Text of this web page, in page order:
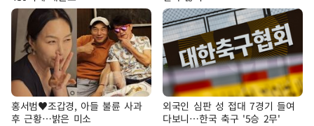
홍서범♥조갑경, 아들 불륜 사과
후 근황…밝은 미소
외국인 심판 성 접대 7경기 들여
다보니…한국 축구 '5승 2무'